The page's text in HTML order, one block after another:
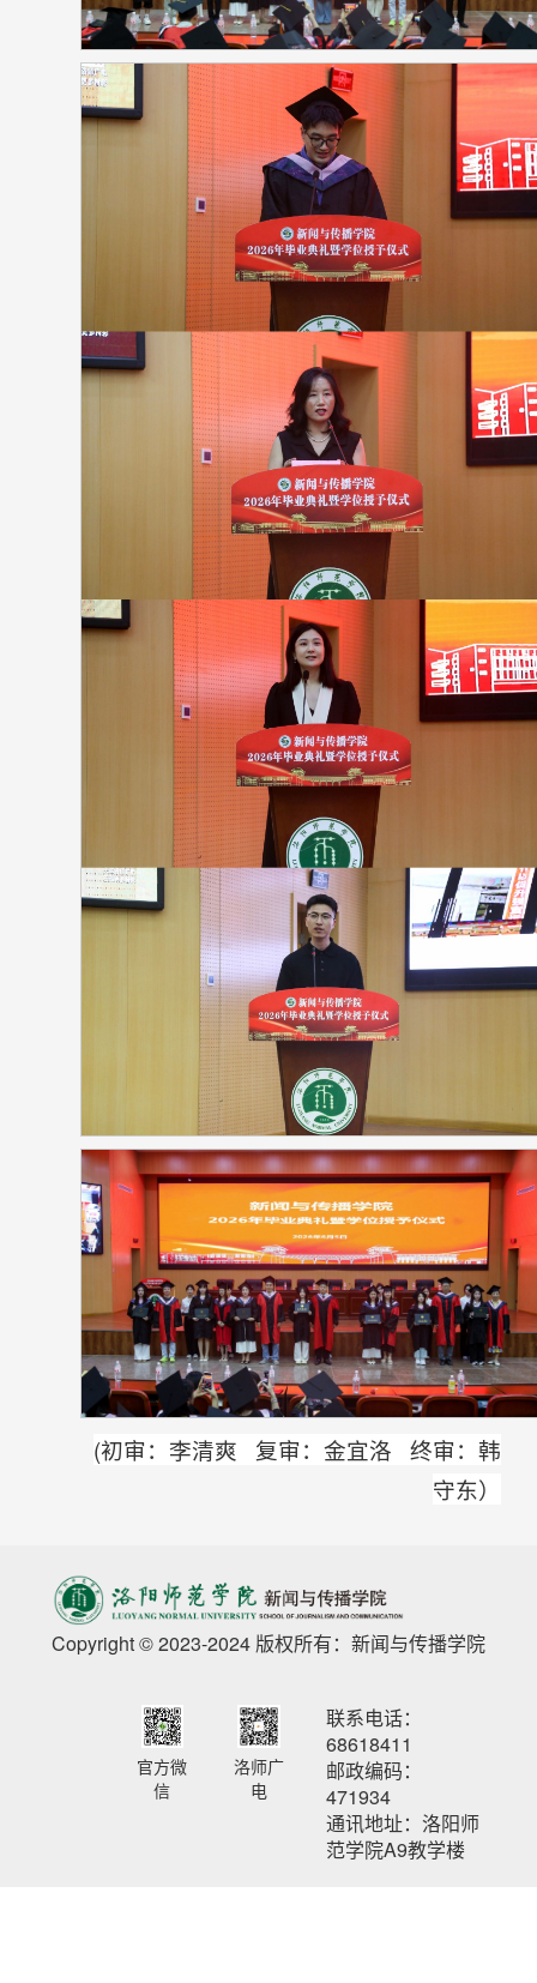
(初审：李清爽 复审：金宜洛 终审：韩
守东）
Copyright © 2023-2024 版权所有：新闻与传播学院
官方微
信
洛师广
电
联系电话：
68618411
邮政编码：
471934
通讯地址：洛阳师
范学院A9教学楼